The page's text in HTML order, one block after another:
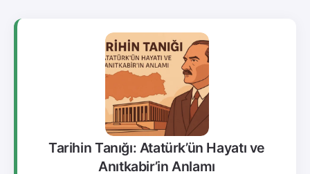
Tarihin Tanığı: Atatürk’ün Hayatı ve
Anıtkabir’in Anlamı